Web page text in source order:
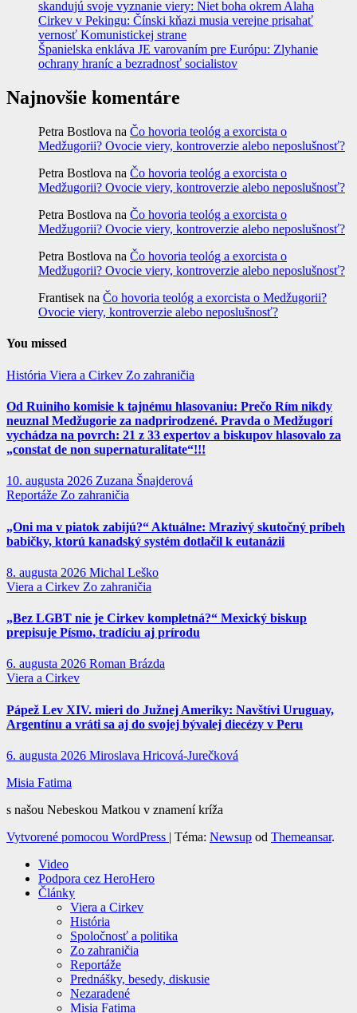
skandujú svoje vyznanie viery: Niet boha okrem Alaha
Cirkev v Pekingu: Čínski kňazi musia verejne prisahať
vernosť Komunistickej strane
Španielska enkláva JE varovaním pre Európu: Zlyhanie
ochrany hraníc a bezradnosť socialistov
Najnovšie komentáre
Petra Bostlova na Čo hovoria teológ a exorcista o
Medžugorii? Ovocie viery, kontroverzie alebo neposlušnosť?
Petra Bostlova na Čo hovoria teológ a exorcista o
Medžugorii? Ovocie viery, kontroverzie alebo neposlušnosť?
Petra Bostlova na Čo hovoria teológ a exorcista o
Medžugorii? Ovocie viery, kontroverzie alebo neposlušnosť?
Petra Bostlova na Čo hovoria teológ a exorcista o
Medžugorii? Ovocie viery, kontroverzie alebo neposlušnosť?
Frantisek na Čo hovoria teológ a exorcista o Medžugorii?
Ovocie viery, kontroverzie alebo neposlušnosť?
You missed
História Viera a Cirkev Zo zahraničia
Od Ruiniho komisie k tajnému hlasovaniu: Prečo Rím nikdy
neuznal Medžugorie za nadprirodzené. Pravda o Medžugorí
vychádza na povrch: 21 z 33 expertov a biskupov hlasovalo za
„constat de non supernaturalitate“!!!
10. augusta 2026 Zuzana Šnajderová
Reportáže Zo zahraničia
„Oni ma v piatok zabijú?“ Aktuálne: Mrazivý skutočný príbeh
babičky, ktorú kanadský systém dotlačil k eutanázii
8. augusta 2026 Michal Leško
Viera a Cirkev Zo zahraničia
„Bez LGBT nie je Cirkev kompletná?“ Mexický biskup
prepisuje Písmo, tradíciu aj prírodu
6. augusta 2026 Roman Brázda
Viera a Cirkev
Pápež Lev XIV. mieri do Južnej Ameriky: Navštívi Uruguay,
Argentínu a vráti sa aj do svojej bývalej diecézy v Peru
6. augusta 2026 Miroslava Hricová-Jurečková
Misia Fatima
s našou Nebeskou Matkou v znamení kríža
Vytvorené pomocou WordPress | Téma: Newsup od Themeansar.
Video
Podpora cez HeroHero
Články
Viera a Cirkev
História
Spoločnosť a politika
Zo zahraničia
Reportáže
Prednášky, besedy, diskusie
Nezaradené
Misia Fatima